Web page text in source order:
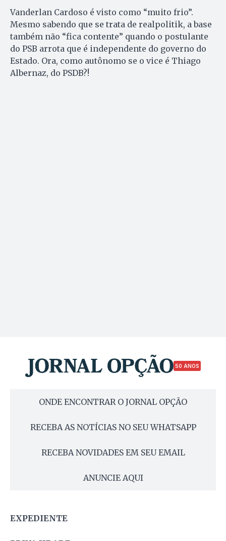
Vanderlan Cardoso é visto como “muito frio”.
Mesmo sabendo que se trata de realpolitik, a base
também não “fica contente” quando o postulante
do PSB arrota que é independente do governo do
Estado. Ora, como autônomo se o vice é Thiago
Albernaz, do PSDB?!
50 ANOS
ONDE ENCONTRAR O JORNAL OPÇÃO
RECEBA AS NOTÍCIAS NO SEU WHATSAPP
RECEBA NOVIDADES EM SEU EMAIL
ANUNCIE AQUI
EXPEDIENTE